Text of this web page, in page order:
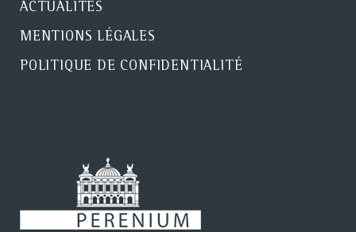
ACTUALITÉS
MENTIONS LÉGALES
POLITIQUE DE CONFIDENTIALITÉ